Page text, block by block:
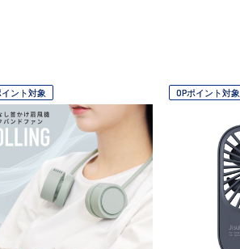
イント対象 OPポイント対象